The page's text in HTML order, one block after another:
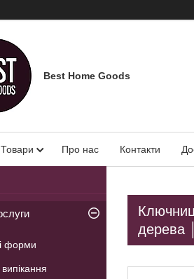
Best Home Goods
Товари Про нас Контакти
дерева
форми